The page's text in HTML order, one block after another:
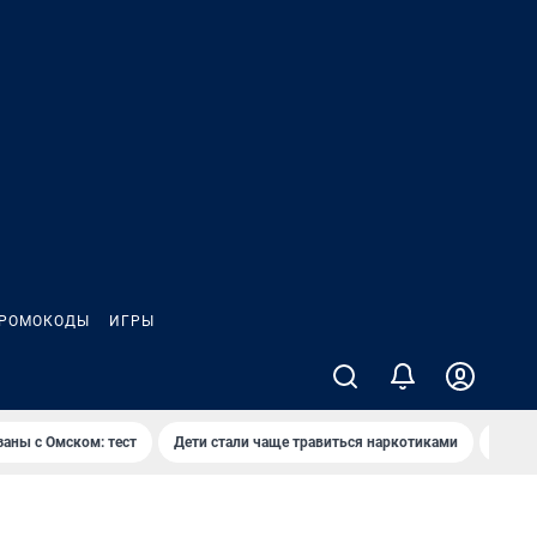
ИГРЫ
с Омском: тест Дети стали чаще травиться наркотиками